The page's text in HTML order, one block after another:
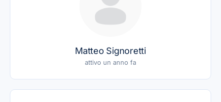
Matteo Signoretti
attivo un anno fa